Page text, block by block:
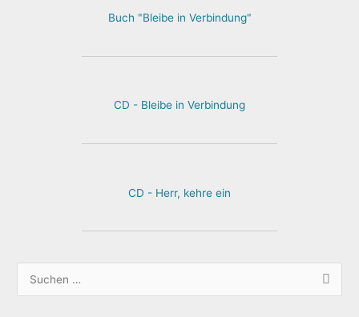
Buch "Bleibe in Verbindung"
CD - Bleibe in Verbindung
CD - Herr, kehre ein